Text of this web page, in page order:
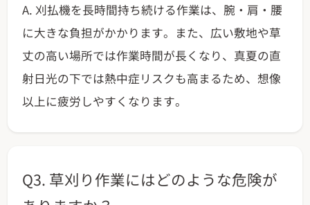
A. 刈払機を長時間持ち続ける作業は、腕・肩・腰
に大きな負担がかかります。また、広い敷地や草
丈の高い場所では作業時間が長くなり、真夏の直
射日光の下では熱中症リスクも高まるため、想像
以上に疲労しやすくなります。
Q3. 草刈り作業にはどのような危険が